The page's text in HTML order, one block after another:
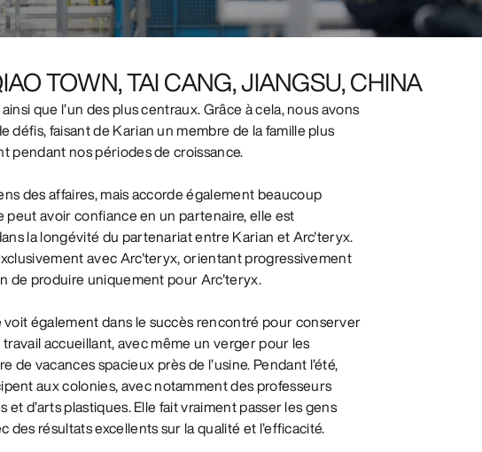
TOWN, TAI CANG, JIANGSU, CHINA
que l’un des plus centraux. Grâce à cela, nous avons
défis, faisant de Karian un membre de la famille plus
pendant nos périodes de croissance.
des affaires, mais accorde également beaucoup
peut avoir confiance en un partenaire, elle est
la longévité du partenariat entre Karian et Arc'teryx.
avec Arc'teryx, orientant progressivement
de produire uniquement pour Arc'teryx.
voit également dans le succès rencontré pour conserver
accueillant, avec même un verger pour les
vacances spacieux près de l’usine. Pendant l’été,
aux colonies, avec notamment des professeurs
d’arts plastiques. Elle fait vraiment passer les gens
résultats excellents sur la qualité et l’efficacité.